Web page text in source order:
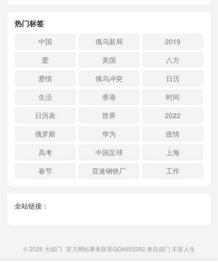
热门标签
中国 俄乌新局
2019
爱
美国
八方
爱情
俄乌冲突
日历
生活
香港
时间
日历表
世界
2022
俄罗斯
华为
疫情
高考
中国足球
上海
春节
亚速钢铁厂 工作
全站链接：
© 2026 大福门 官方网站事务联系QQ4655292 来自福门 丰富人生